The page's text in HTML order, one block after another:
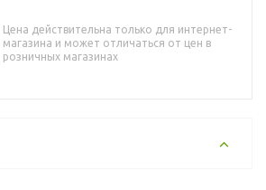
Цена действительна только для интернет-
магазина и может отличаться от цен в
розничных магазинах